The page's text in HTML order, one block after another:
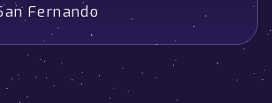
Fernando